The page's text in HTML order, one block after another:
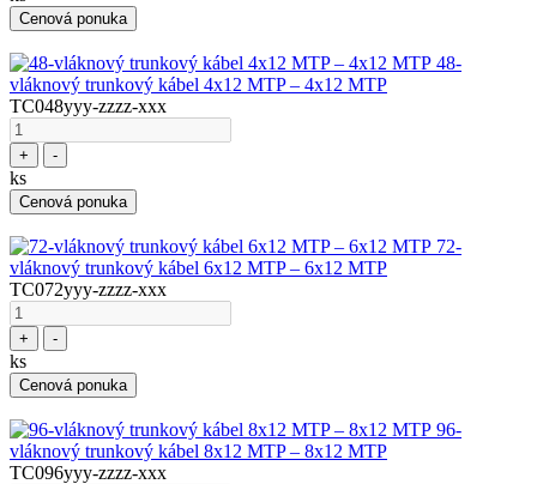
Cenová ponuka
48-
vláknový trunkový kábel 4x12 MTP – 4x12 MTP
TC048yyy-zzzz-xxx
+ -
ks
Cenová ponuka
72-
vláknový trunkový kábel 6x12 MTP – 6x12 MTP
TC072yyy-zzzz-xxx
+ -
ks
Cenová ponuka
96-
vláknový trunkový kábel 8x12 MTP – 8x12 MTP
TC096yyy-zzzz-xxx